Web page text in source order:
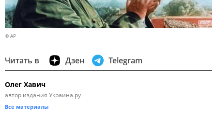
© AP
Читать в Дзен Telegram
Олег Хавич
автор издания Украина.ру
Все материалы